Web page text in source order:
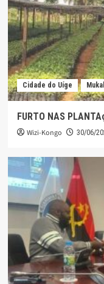
Cidade do Uíge
FURTO NAS
Wizi-Kongo 30/06/